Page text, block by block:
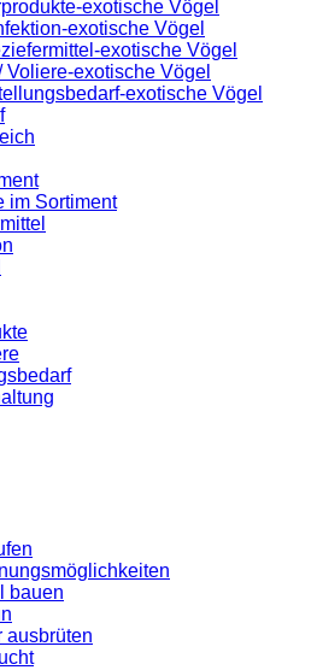
exotische Vögel
exotische Vögel
exotische Vögel
Voliere-exotische Vögel
exotische Vögel
im Sortiment
bauen
ausbrüten